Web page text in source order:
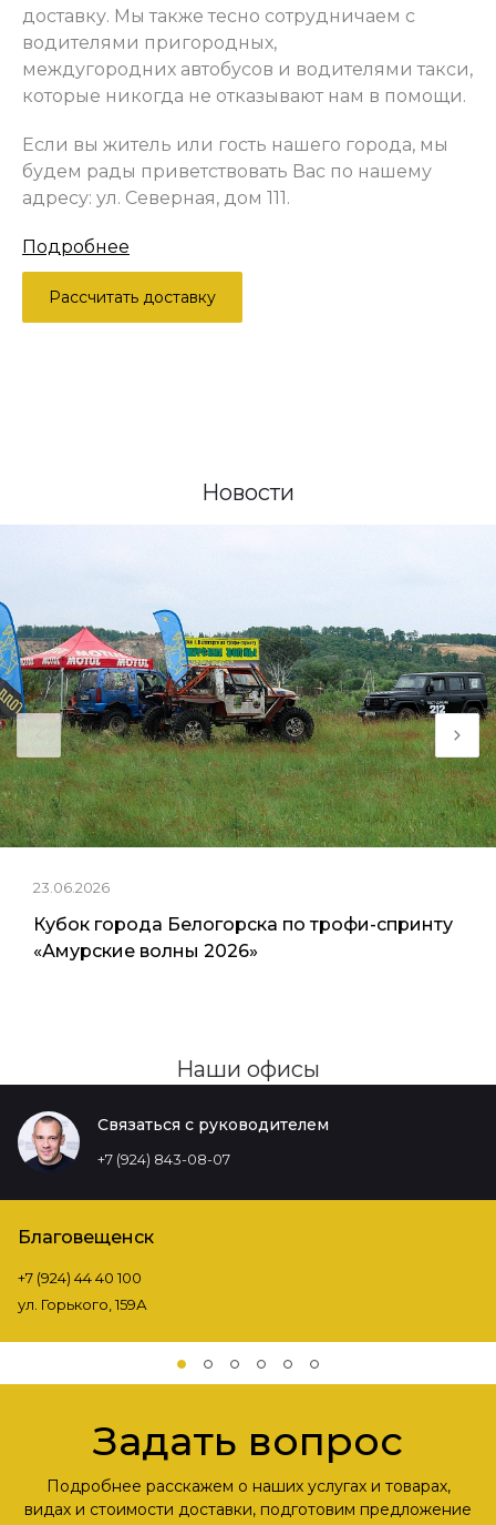
доставку. Мы также тесно сотрудничаем с
водителями пригородных,
междугородних автобусов и водителями такси,
которые никогда не отказывают нам в помощи.
Если вы житель или гость нашего города, мы
будем рады приветствовать Вас по нашему
адресу: ул. Северная, дом 111.
Подробнее
Рассчитать доставку
Новости
23.06.2026
Кубок города Белогорска по трофи-спринту
«Амурские волны 2026»
Наши офисы
Связаться с руководителем
+7 (924) 843-08-07
Благовещенск
+7 (924) 44 40 100
ул. Горького, 159А
Задать вопрос
Подробнее расскажем о наших услугах и товарах,
видах и стоимости доставки, подготовим предложение